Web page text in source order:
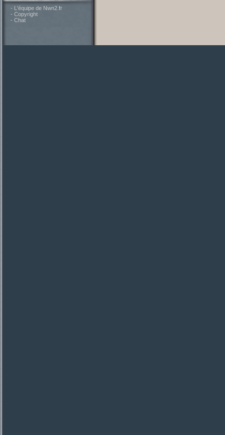
- L'équipe de Nwn2.fr
- Copyright
- Chat